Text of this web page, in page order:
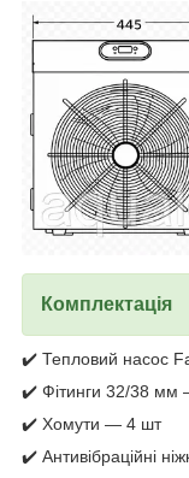
Комплектація
✔️ Тепловий насос
✔️ Фітинги 32/38 мм
✔️ Хомути — 4 шт
✔️ Антивібраційні